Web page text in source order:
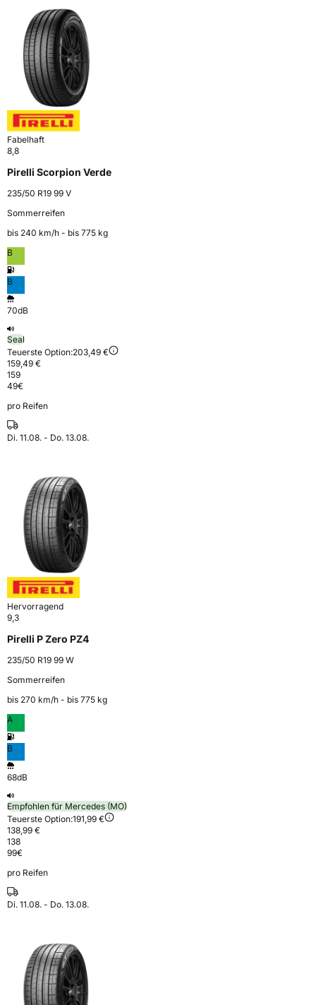
Fabelhaft
8,8
Pirelli Scorpion Verde
235/50 R19 99 V
Sommerreifen
bis 240 km⁠/⁠h - bis 775 kg
B
B
70dB
Seal
Teuerste Option:203,49 €
159,49 €
159
49€
pro Reifen
Di. 11.08. - Do. 13.08.
Hervorragend
9,3
Pirelli P Zero PZ4
235/50 R19 99 W
Sommerreifen
bis 270 km⁠/⁠h - bis 775 kg
A
B
68dB
Empfohlen für Mercedes (MO)
Teuerste Option:191,99 €
138,99 €
138
99€
pro Reifen
Di. 11.08. - Do. 13.08.